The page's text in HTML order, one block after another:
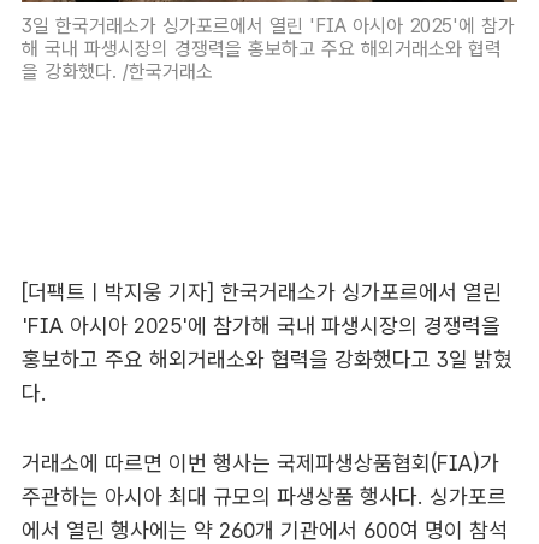
3일 한국거래소가 싱가포르에서 열린 'FIA 아시아 2025'에 참가
해 국내 파생시장의 경쟁력을 홍보하고 주요 해외거래소와 협력
을 강화했다. /한국거래소
[더팩트ㅣ박지웅 기자] 한국거래소가 싱가포르에서 열린
'FIA 아시아 2025'에 참가해 국내 파생시장의 경쟁력을
홍보하고 주요 해외거래소와 협력을 강화했다고 3일 밝혔
다.
거래소에 따르면 이번 행사는 국제파생상품협회(FIA)가
주관하는 아시아 최대 규모의 파생상품 행사다. 싱가포르
에서 열린 행사에는 약 260개 기관에서 600여 명이 참석